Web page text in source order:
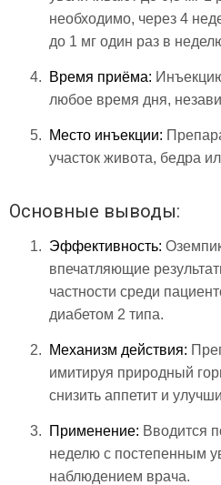
необходимо, через 4
до 1 мг один раз в
Время приёма:
любое время дня,
Место инъекции:
участок живота, бедра
Основные выводы:
Эффективность:
впечатляющие
частности среди
диабетом 2 типа.
Механизм действия:
имитируя природный
снизить аппетит и
Применение: Вводится
неделю с постепенным
наблюдением врача.